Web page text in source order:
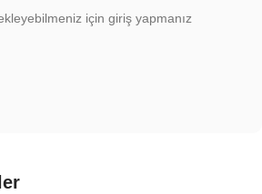
için giriş yapmanız